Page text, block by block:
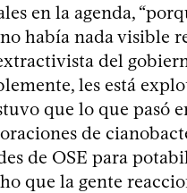
en la agenda,
había nada visible
del
les está
que lo que pasó
de
de OSE para
que la gente